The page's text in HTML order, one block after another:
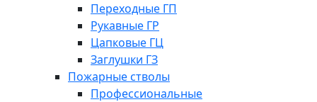
Переходные ГП
Рукавные ГР
Цапковые ГЦ
Заглушки ГЗ
Пожарные стволы
Профессиональные